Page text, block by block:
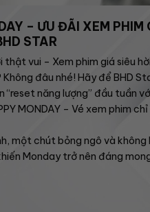
– ƯU ĐÃI XEM PHIM
STAR
vui – Xem phim giá siêu
đâu nhé! Hãy để BHD
“reset năng lượng” đầu tuần
MONDAY – Vé xem phim
một chút bỏng ngô và không
Monday trở nên đáng